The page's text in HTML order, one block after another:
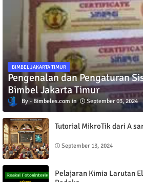
BIMBEL JAKARTA TIMUR
Pengenalan dan Pengaturan
Bimbel Jakarta Timur
Bimbeles.com September 03, 2024
Tutorial MikroTik dari A
September 13, 2024
Pelajaran Kimia Larutan